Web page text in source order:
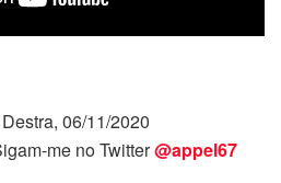
06/11/2020
me no Twitter@appel67